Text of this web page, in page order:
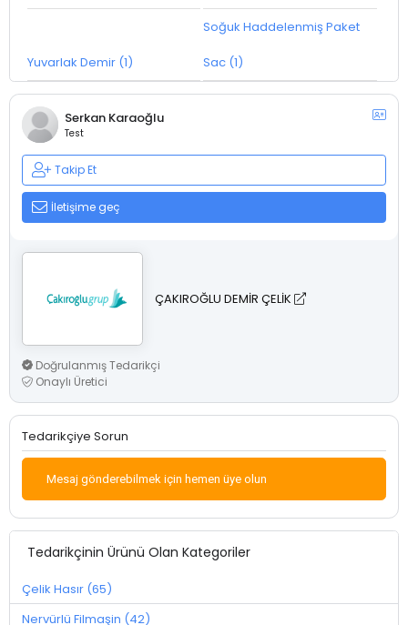
Yuvarlak Demir (1)
Soğuk Haddelenmiş Paket
Sac (1)
Serkan Karaoğlu
Test
Takip Et
İletişime geç
ÇAKIROĞLU DEMİR ÇELİK
Doğrulanmış Tedarikçi
Onaylı Üretici
Tedarikçiye Sorun
Mesaj gönderebilmek için hemen üye olun
Tedarikçinin Ürünü Olan Kategoriler
Çelik Hasır (65)
Nervürlü Filmaşin (42)